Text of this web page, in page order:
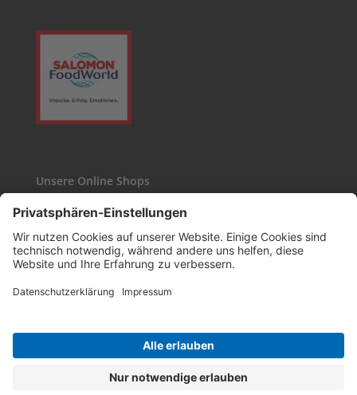
Unsere Online Shops
Kaffee24
Wasgau-Weinshop